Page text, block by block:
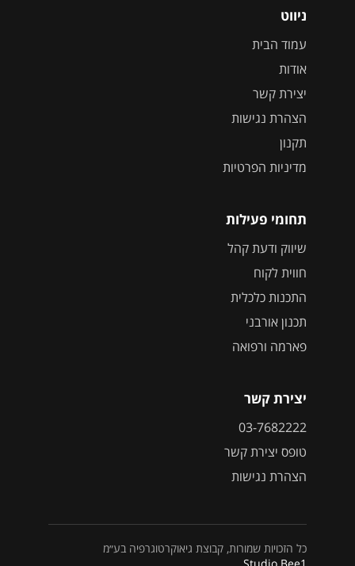
ניווט
עמוד הבית
אודות
יצירת קשר
הצהרת נגישות
תקנון
מדיניות הפרטיות
תחומי פעילות
שיווק ודעת קהל
חווית לקוח
התכנות כלכלית
תכנון אורבני
פארמה ורפואה
יצירת קשר
03-7682222
טופס יצירת קשר
הצהרת נגישות
כל הזכויות שמורות, קבוצת גיאוקרטוגרפיה בע״מ